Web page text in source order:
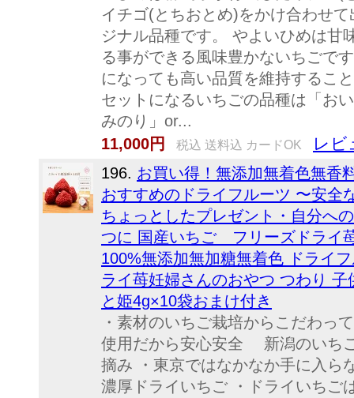
イチゴ(とちおとめ)をかけ合わせ
ジナル品種です。 やよいひめは甘
る事ができる風味豊かないちごで
になっても高い品質を維持するこ
セットになるいちごの品種は「お
みのり」or...
11,000円
税込 送料込 カードOK レビ
196. お買い得！無添加無着色無香
おすすめのドライフルーツ 〜安全
ちょっとしたプレゼント・自分へ
つに 国産いちご フリーズドラ
100%無添加無加糖無着色 ドライ
ライ苺妊婦さんのおやつ つわり
と姫4g×10袋おまけ付き
・素材のいちご栽培からこだわ
使用だから安心安全 新潟のいち
摘み ・東京ではなかなか手に入ら
濃厚ドライいちご ・ドライいち